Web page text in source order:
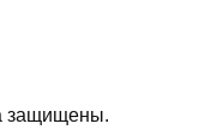
защищены.